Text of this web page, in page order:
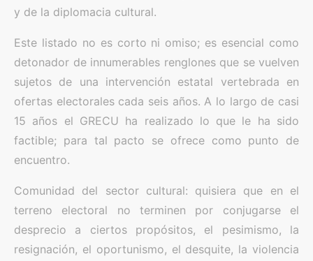
y de la diplomacia cultural.
Este listado no es corto ni omiso; es esencial como
detonador de innumerables renglones que se vuelven
sujetos de una intervención estatal vertebrada en
ofertas electorales cada seis años. A lo largo de casi
15 años el GRECU ha realizado lo que le ha sido
factible; para tal pacto se ofrece como punto de
encuentro.
Comunidad del sector cultural: quisiera que en el
terreno electoral no terminen por conjugarse el
desprecio a ciertos propósitos, el pesimismo, la
resignación, el oportunismo, el desquite, la violencia